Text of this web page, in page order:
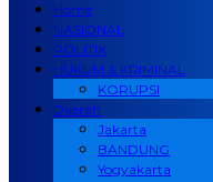
Home
NASIONAL
POLITIK
HUKUM & KRIMINAL
KORUPSI
Daerah
Jakarta
BANDUNG
Yogyakarta